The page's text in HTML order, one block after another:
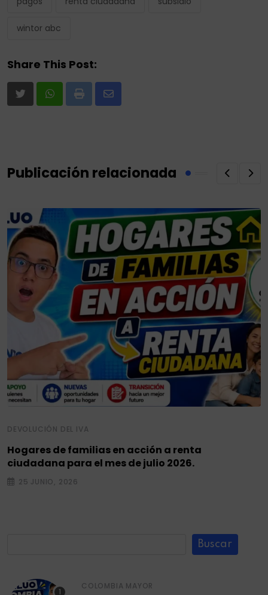
wintor abc
Share This Post:
Print
Share
Publicación relacionada
DEVOLUCIÓN DEL IVA
Hogares de familias en acción a renta
ciudadana para el mes de julio 2026.
25 JUNIO, 2026
Buscar
COLOMBIA MAYOR